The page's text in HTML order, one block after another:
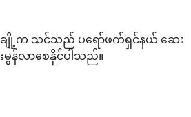
ျို့က သင်သည် ပရော်ဖက်ရှင်နယ် ဆေး
န်လာစေနိုင်ပါသည်။